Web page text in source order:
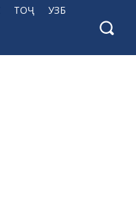
ТОҶ УЗБ